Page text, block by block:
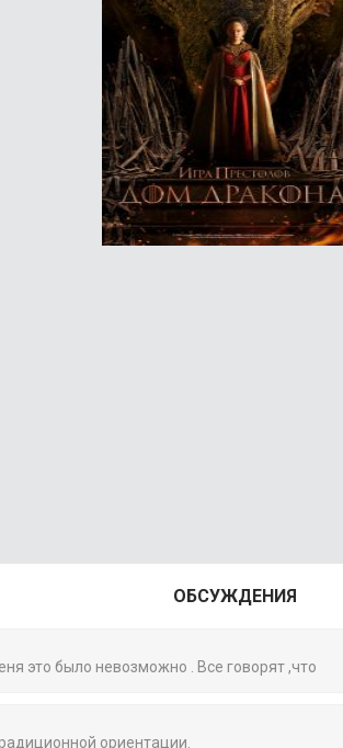
ОБСУЖДЕНИЯ
это было невозможно . Все говорят ,что
ориентации.